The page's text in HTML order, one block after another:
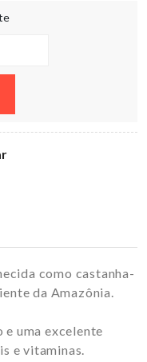
como castanha-
da Amazônia.
uma excelente
e vitaminas.